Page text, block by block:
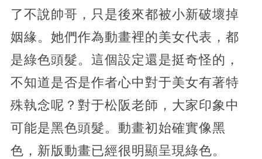
了不說帥哥，只是後來都被小新破壞掉
姻緣。她們作為動畫裡的美女代表，都
是綠色頭髮。這個設定還是挺奇怪的，
不知道是否是作者心中對于美女有著特
殊執念呢？對于松阪老師，大家印象中
可能是黑色頭髮。動畫初始確實像黑
色，新版動畫已經很明顯呈現綠色。